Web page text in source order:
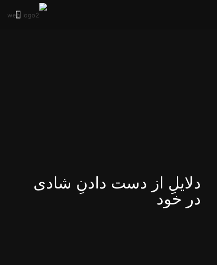
دلایلِ از دست دادنِ شادی
در خود